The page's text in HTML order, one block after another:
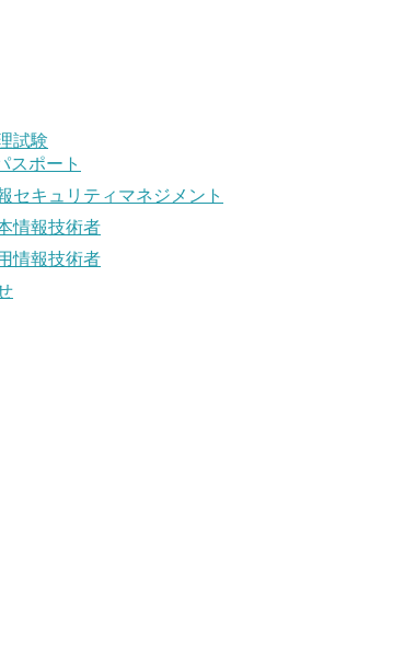
試験
スポート
セキュリティマネジメント
情報技術者
情報技術者